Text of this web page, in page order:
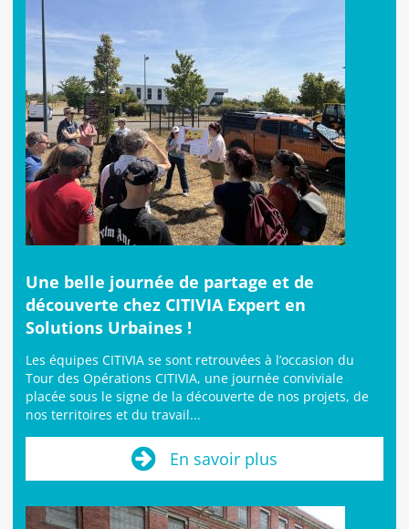
Une belle journée de partage et de
découverte chez CITIVIA Expert en
Solutions Urbaines !
Les équipes CITIVIA se sont retrouvées à l’occasion du
Tour des Opérations CITIVIA, une journée conviviale
placée sous le signe de la découverte de nos projets, de
nos territoires et du travail...
En savoir plus